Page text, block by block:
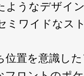
ようなデザイ
ミワイドなス
位置を意識し